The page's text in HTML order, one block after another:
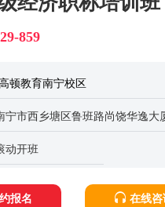
859
顿教育南宁校区
宁市西乡塘区鲁班路尚饶华逸大
动开班
报名 在线咨